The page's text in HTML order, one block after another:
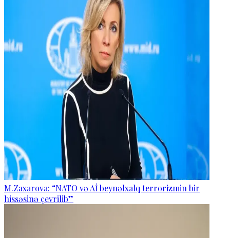
M.Zaxarova: “NATO və Aİ beynəlxalq terrorizmin bir
hissəsinə çevrilib”